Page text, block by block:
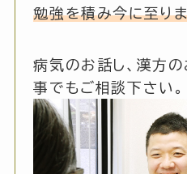
勉強を積み今に至りま
病気のお話し、漢方
事でもご相談下さい。